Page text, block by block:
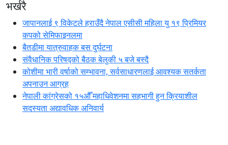
भर्खरै
जापानलाई ९ विकेटले हराउँदै नेपाल एसीसी महिला यु १९ प्रिमियर
कपको सेमिफाइनलमा
बैतडीमा यात्रुवाहक बस दुर्घटना
संवैधानिक परिषद्को बैठक बेलुकी ५ बजे बस्दै
कोशीमा भारी वर्षाको सम्भावना, सर्वसाधारणलाई आवश्यक सतर्कता
अपनाउन आग्रह
नेपाली कांग्रेसको १५औँ महाधिवेशनमा सहभागी हुन क्रियाशील
सदस्यता अद्यावधिक अनिवार्य